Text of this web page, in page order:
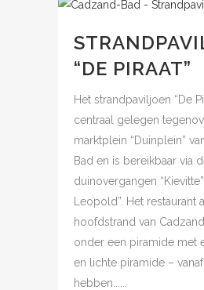
“DE PIRAAT”
Het strandpaviljoen “De
centraal gelegen
marktplein “Duinplein”
Bad en is bereikbaar via
duinovergangen
Leopold”. Het restaurant
hoofdstrand van
onder een piramide met
en lichte piramide –
hebben......